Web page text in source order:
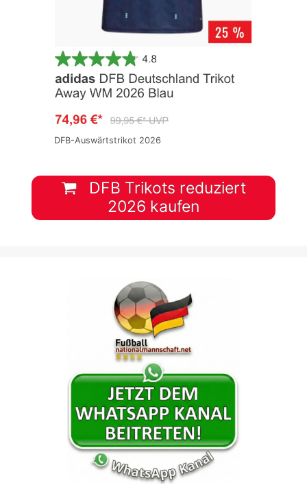
DFB-Auswärtstrikot 2026
DFB Trikots reduziert
2026 kaufen